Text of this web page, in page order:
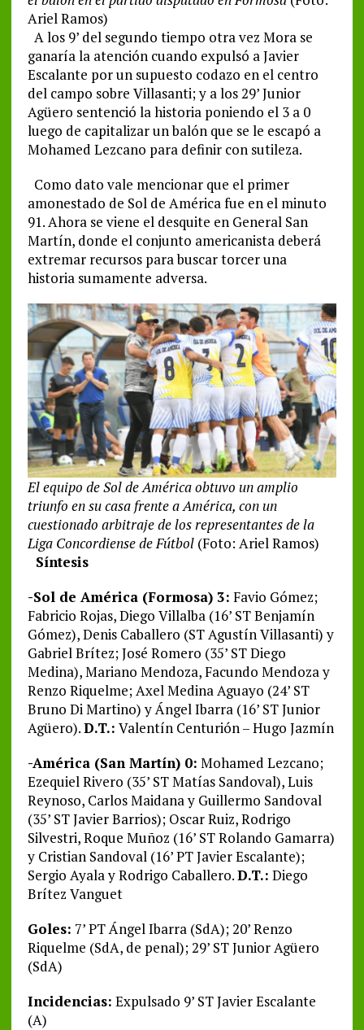
Ariel Ramos)
A los 9’ del segundo tiempo otra vez Mora se
ganaría la atención cuando expulsó a Javier
Escalante por un supuesto codazo en el centro
del campo sobre Villasanti; y a los 29’ Junior
Agüero sentenció la historia poniendo el 3 a 0
luego de capitalizar un balón que se le escapó a
Mohamed Lezcano para definir con sutileza.
Como dato vale mencionar que el primer
amonestado de Sol de América fue en el minuto
91. Ahora se viene el desquite en General San
Martín, donde el conjunto americanista deberá
extremar recursos para buscar torcer una
historia sumamente adversa.
El equipo de Sol de América obtuvo un amplio
triunfo en su casa frente a América, con un
cuestionado arbitraje de los representantes de la
Liga Concordiense de Fútbol(Foto: Ariel Ramos)
Síntesis
-Sol de América (Formosa) 3: Favio Gómez;
Fabricio Rojas, Diego Villalba (16’ ST Benjamín
Gómez), Denis Caballero (ST Agustín Villasanti) y
Gabriel Brítez; José Romero (35’ ST Diego
Medina), Mariano Mendoza, Facundo Mendoza y
Renzo Riquelme; Axel Medina Aguayo (24’ ST
Bruno Di Martino) y Ángel Ibarra (16’ ST Junior
Agüero).D.T.: Valentín Centurión – Hugo Jazmín
-América (San Martín) 0: Mohamed Lezcano;
Ezequiel Rivero (35’ ST Matías Sandoval), Luis
Reynoso, Carlos Maidana y Guillermo Sandoval
(35’ ST Javier Barrios); Oscar Ruiz, Rodrigo
Silvestri, Roque Muñoz (16’ ST Rolando Gamarra)
y Cristian Sandoval (16’ PT Javier Escalante);
Sergio Ayala y Rodrigo Caballero.D.T.: Diego
Brítez Vanguet
Goles: 7’ PT Ángel Ibarra (SdA); 20’ Renzo
Riquelme (SdA, de penal); 29’ ST Junior Agüero
(SdA)
Incidencias: Expulsado 9’ ST Javier Escalante
(A)